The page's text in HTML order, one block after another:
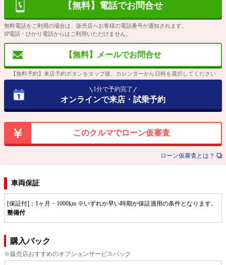
【無料】電話でお問合せ
無料電話をご利用の場合は、販売店へお客様の電話番号が通知されます。
IP電話・ひかり電話からはご利用いただけません。
【無料】メールでお問合せ
【無料予約】来店予約ボタンをタップ後、カレンダーから日時を選択してください
1分で予約完了
オンラインで来店・試乗予約
このクルマでローン仮審査
ローン仮審査とは？
車両保証
[保証付]：1ヶ月・1000km ※いずれか早い時期が保証適用の条件となります。
整備付
購入パック
※販売店おすすめのオプションサービスパック